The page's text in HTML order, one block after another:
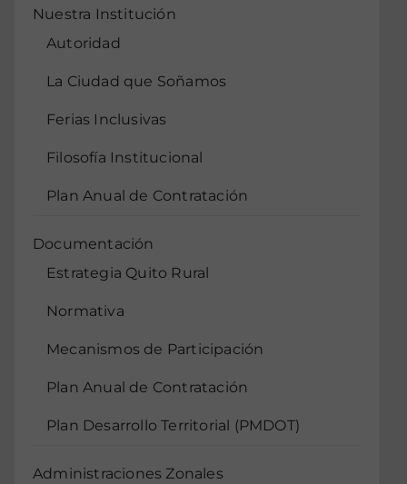
Nuestra Institución
Autoridad
La Ciudad que Soñamos
Ferias Inclusivas
Filosofía Institucional
Plan Anual de Contratación
Documentación
Estrategia Quito Rural
Normativa
Mecanismos de Participación
Plan Anual de Contratación
Plan Desarrollo Territorial (PMDOT)
Administraciones Zonales